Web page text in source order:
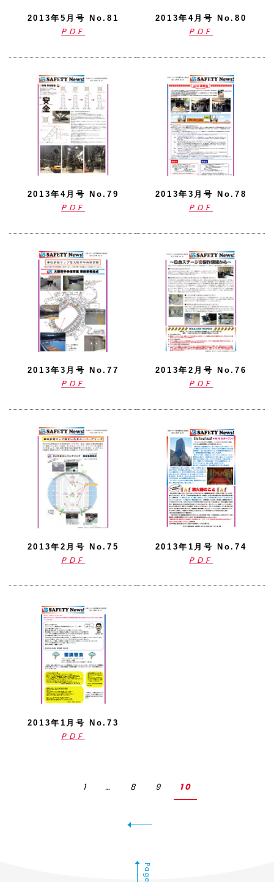
2013年5月号 No.81
PDF
2013年4月号 No.80
PDF
2013年4月号 No.79
PDF
2013年3月号 No.78
PDF
2013年3月号 No.77
PDF
2013年2月号 No.76
PDF
2013年2月号 No.75
PDF
2013年1月号 No.74
PDF
2013年1月号 No.73
PDF
1 … 8 9 10